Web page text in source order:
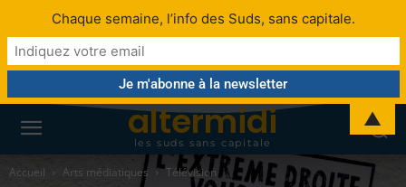
altermidi
les suds sans capitale
Accueil Arts médiatiques Télévision
Chaque semaine, l’info des Suds, sans capitale.
▲